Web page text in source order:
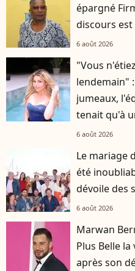
épargné
discours
6 août 2026
"Vous
lendemain"
jumeaux,
tenait qu'à
6 août 2026
Le mariage
été
dévoile des
6 août 2026
Marwan
Plus Belle
après son